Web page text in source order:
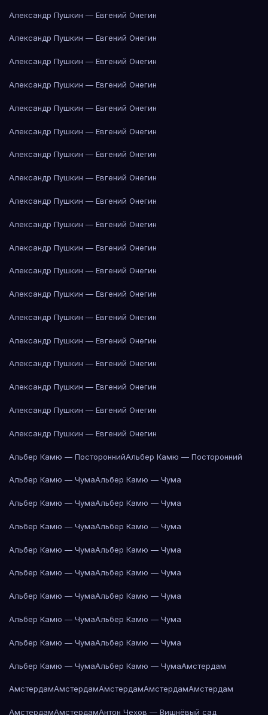
Александр Пушкин — Евгений Онегин
Александр Пушкин — Евгений Онегин
Александр Пушкин — Евгений Онегин
Александр Пушкин — Евгений Онегин
Александр Пушкин — Евгений Онегин
Александр Пушкин — Евгений Онегин
Александр Пушкин — Евгений Онегин
Александр Пушкин — Евгений Онегин
Александр Пушкин — Евгений Онегин
Александр Пушкин — Евгений Онегин
Александр Пушкин — Евгений Онегин
Александр Пушкин — Евгений Онегин
Александр Пушкин — Евгений Онегин
Александр Пушкин — Евгений Онегин
Александр Пушкин — Евгений Онегин
Александр Пушкин — Евгений Онегин
Александр Пушкин — Евгений Онегин
Александр Пушкин — Евгений Онегин
Александр Пушкин — Евгений Онегин
Альбер Камю — ПостороннийАльбер Камю — Посторонний
Альбер Камю — ЧумаАльбер Камю — Чума
Альбер Камю — ЧумаАльбер Камю — Чума
Альбер Камю — ЧумаАльбер Камю — Чума
Альбер Камю — ЧумаАльбер Камю — Чума
Альбер Камю — ЧумаАльбер Камю — Чума
Альбер Камю — ЧумаАльбер Камю — Чума
Альбер Камю — ЧумаАльбер Камю — Чума
Альбер Камю — ЧумаАльбер Камю — Чума
Альбер Камю — ЧумаАльбер Камю — ЧумаАмстердам
АмстердамАмстердамАмстердамАмстердамАмстердам
АмстердамАмстердамАнтон Чехов — Вишнёвый сад